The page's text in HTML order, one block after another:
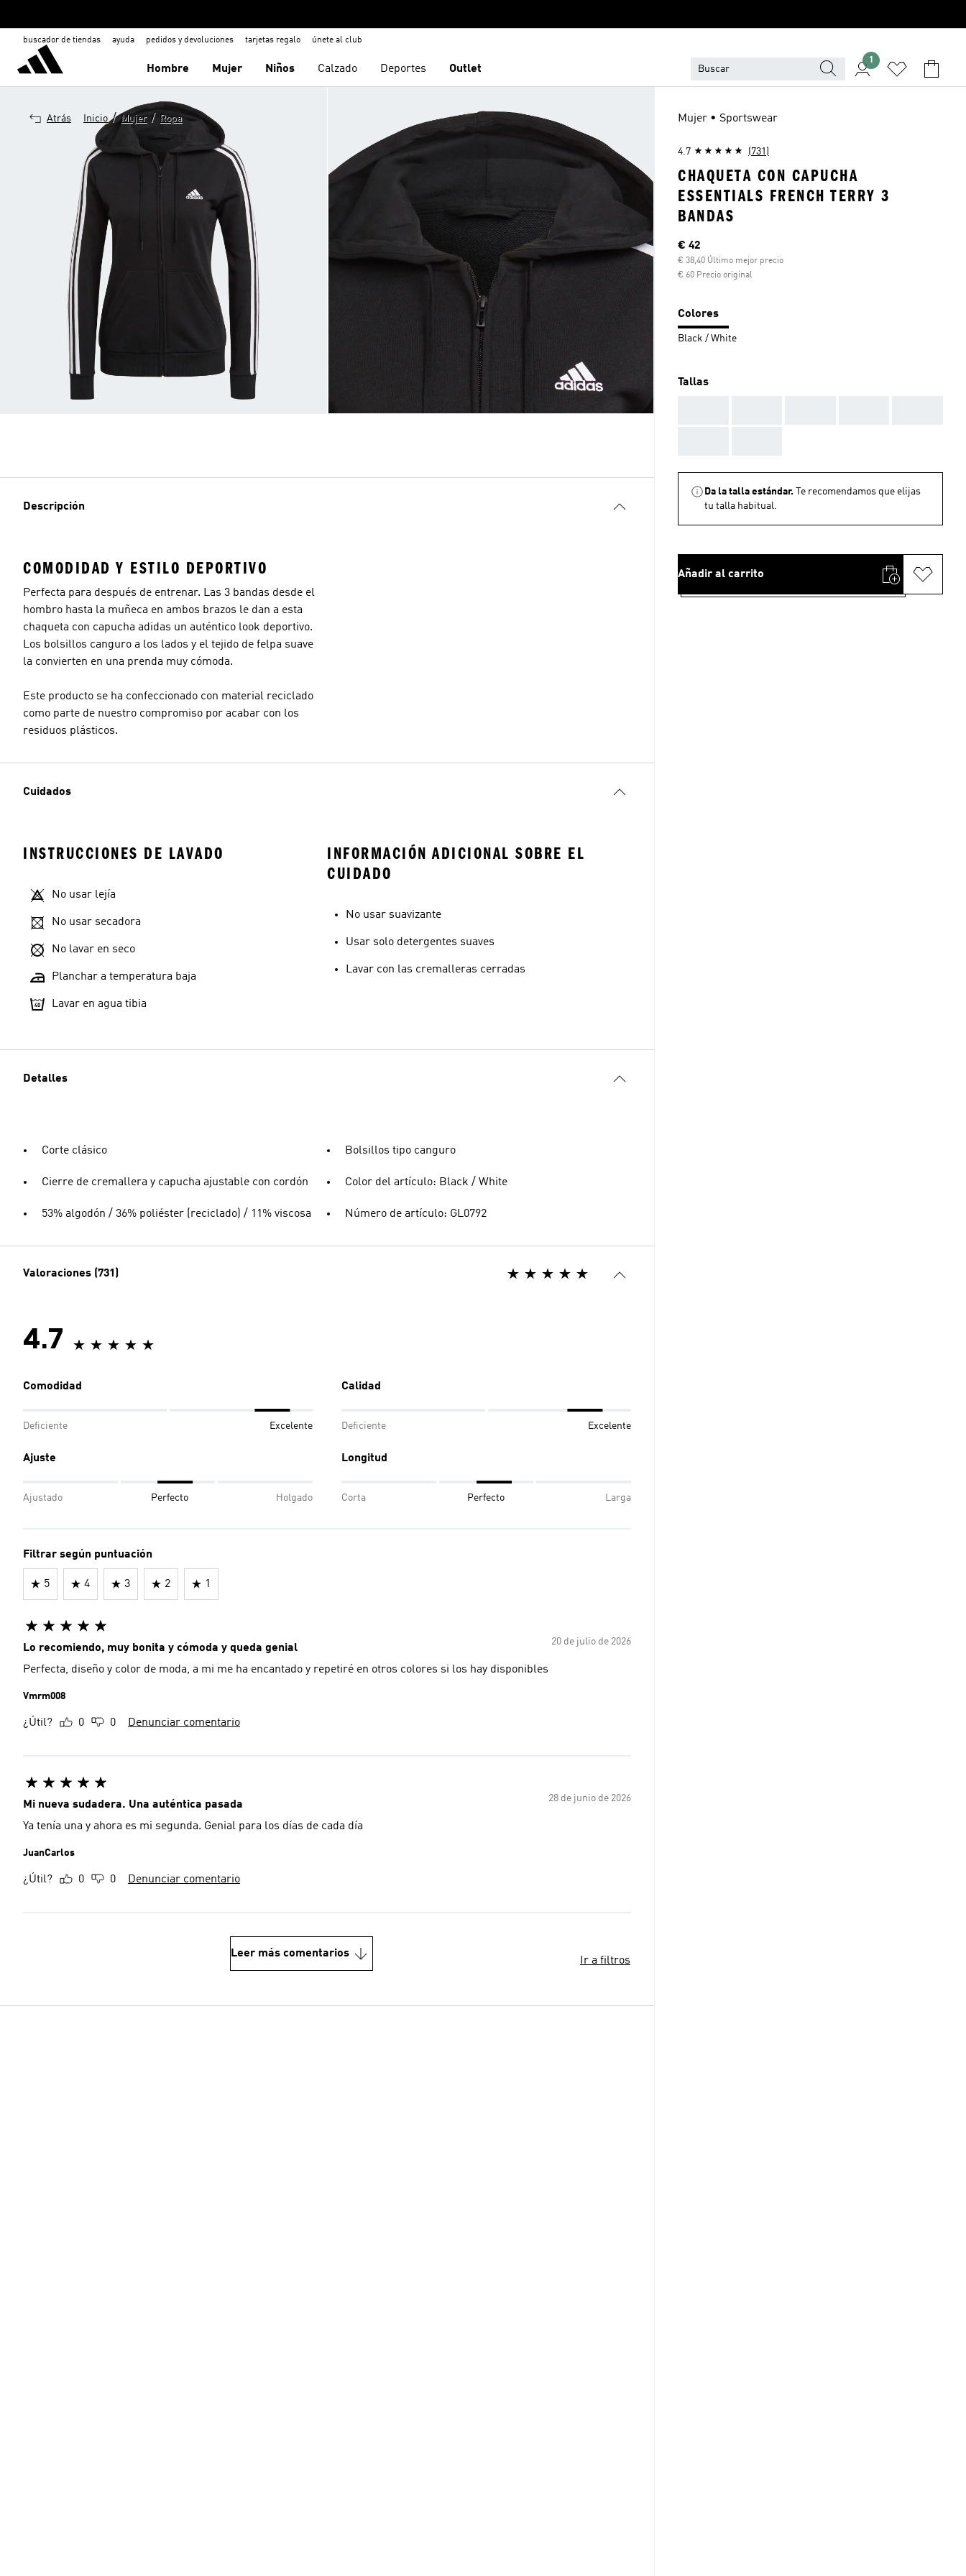
buscador de tiendas ayuda pedidos y devoluciones tarjetas regalo únete al club
Hombre Mujer Niños Calzado Deportes Outlet
1
Atrás Inicio / Mujer / Ropa
Descripción
COMODIDAD Y ESTILO DEPORTIVO
Perfecta para después de entrenar. Las 3 bandas desde el
hombro hasta la muñeca en ambos brazos le dan a esta
chaqueta con capucha adidas un auténtico look deportivo.
Los bolsillos canguro a los lados y el tejido de felpa suave
la convierten en una prenda muy cómoda.
Este producto se ha confeccionado con material reciclado
como parte de nuestro compromiso por acabar con los
residuos plásticos.
Cuidados
INSTRUCCIONES DE LAVADO
No usar lejía
No usar secadora
No lavar en seco
Planchar a temperatura baja
Lavar en agua tibia
INFORMACIÓN ADICIONAL SOBRE EL
CUIDADO
No usar suavizante
Usar solo detergentes suaves
Lavar con las cremalleras cerradas
Detalles
Corte clásico
Cierre de cremallera y capucha ajustable con cordón
53% algodón / 36% poliéster (reciclado) / 11% viscosa
Bolsillos tipo canguro
Color del artículo: Black / White
Número de artículo: GL0792
Valoraciones (731)
4.7
Comodidad
Deficiente Excelente
Calidad
Deficiente Excelente
Ajuste
Ajustado Perfecto Holgado
Longitud
Corta Perfecto Larga
Filtrar según puntuación
5 4 3 2 1
20 de julio de 2026
Lo recomiendo, muy bonita y cómoda y queda genial
Perfecta, diseño y color de moda, a mi me ha encantado y repetiré en otros colores si los hay disponibles
Vmrm008
¿Útil? 0 0 Denunciar comentario
28 de junio de 2026
Mi nueva sudadera. Una auténtica pasada
Ya tenía una y ahora es mi segunda. Genial para los días de cada día
JuanCarlos
¿Útil? 0 0 Denunciar comentario
Leer más comentarios
Ir a filtros
Mujer • Sportswear
4.7 (731)
CHAQUETA CON CAPUCHA
ESSENTIALS FRENCH TERRY 3
BANDAS
Precio actual
€ 42
€ 38,40 Último mejor precio
€ 60 Precio original
Colores
Black / White
Tallas
Da la talla estándar.
Te recomendamos que elijas
tu talla habitual.
Añadir al carrito